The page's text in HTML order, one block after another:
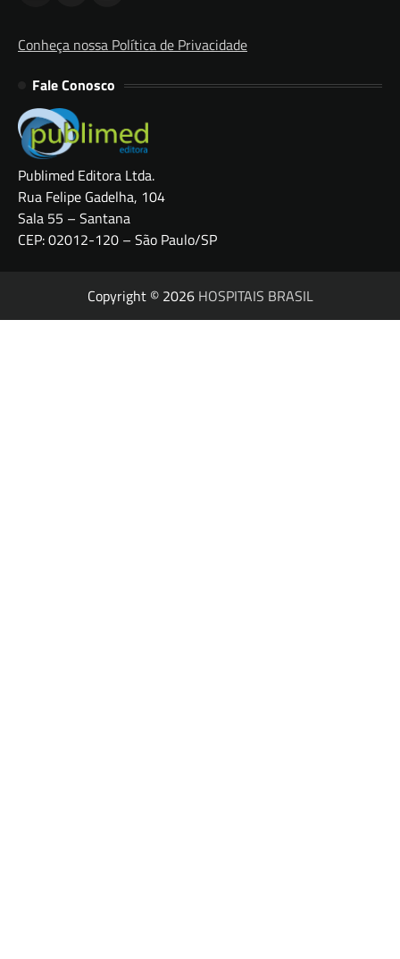
Conheça nossa Política de Privacidade
Fale Conosco
Publimed Editora Ltda.
Rua Felipe Gadelha, 104
Sala 55 – Santana
CEP: 02012-120 – São Paulo/SP
Copyright © 2026 HOSPITAIS BRASIL